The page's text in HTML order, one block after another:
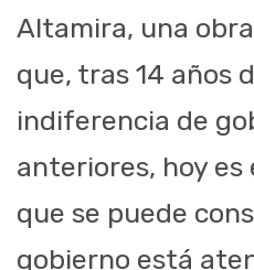
Altamira, una
que, tras 14 años
indiferencia de
anteriores, hoy es
que se puede
gobierno está